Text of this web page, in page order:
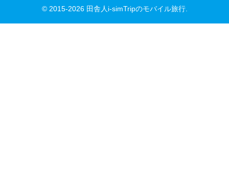
© 2015-2026 田舎人i-simTripのモバイル旅行.